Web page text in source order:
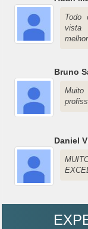
Todo
vista
Bruno
Daniel